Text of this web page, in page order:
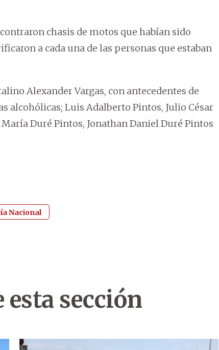
chasis de motos que habían sido
a cada una de las personas que estaban
Alexander Vargas, con antecedentes de
alcohólicas; Luis Adalberto Pintos, Julio César
Duré Pintos, Jonathan Daniel Duré Pintos
Nacional
sección